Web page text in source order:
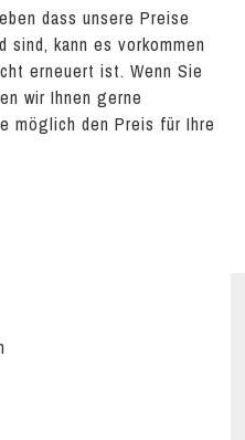
dass unsere Preise
sind, kann es vorkommen
erneuert ist. Wenn Sie
wir Ihnen gerne
möglich den Preis für Ihre